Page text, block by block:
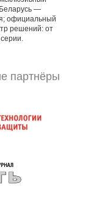
—
официальный
решений: от
партнёры